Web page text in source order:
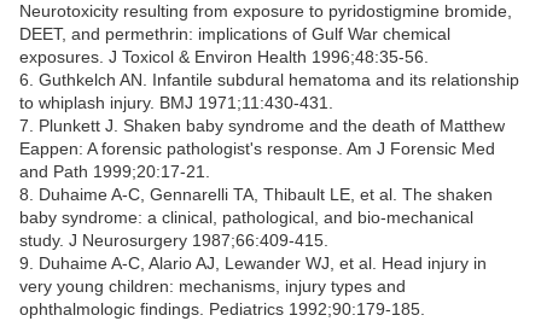
Neurotoxicity resulting from exposure to pyridostigmine bromide,
DEET, and permethrin: implications of Gulf War chemical
exposures. J Toxicol & Environ Health 1996;48:35-56.
6. Guthkelch AN. Infantile subdural hematoma and its relationship
to whiplash injury. BMJ 1971;11:430-431.
7. Plunkett J. Shaken baby syndrome and the death of Matthew
Eappen: A forensic pathologist's response. Am J Forensic Med
and Path 1999;20:17-21.
8. Duhaime A-C, Gennarelli TA, Thibault LE, et al. The shaken
baby syndrome: a clinical, pathological, and bio-mechanical
study. J Neurosurgery 1987;66:409-415.
9. Duhaime A-C, Alario AJ, Lewander WJ, et al. Head injury in
very young children: mechanisms, injury types and
ophthalmologic findings. Pediatrics 1992;90:179-185.